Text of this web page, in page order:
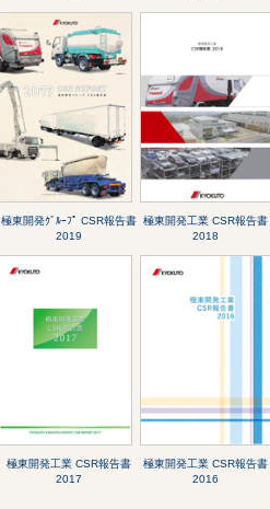
極東開発ｸﾞﾙｰﾌﾟ CSR報告書
2019
極東開発工業 CSR報告書
2018
極東開発工業 CSR報告書
2017
極東開発工業 CSR報告書
2016